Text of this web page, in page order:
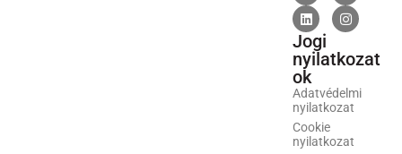
Jogi
nyilatkozat
ok
Adatvédelmi
nyilatkozat
Cookie
nyilatkozat